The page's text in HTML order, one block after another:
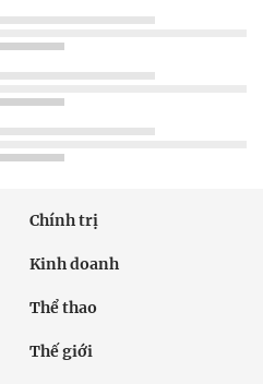
Chính trị
Kinh doanh
Thể thao
Thế giới